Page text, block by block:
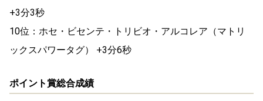
+3分3秒
10位：ホセ・ビセンテ・トリビオ・アルコレア（マトリ
ックスパワータグ） +3分6秒
ポイント賞総合成績